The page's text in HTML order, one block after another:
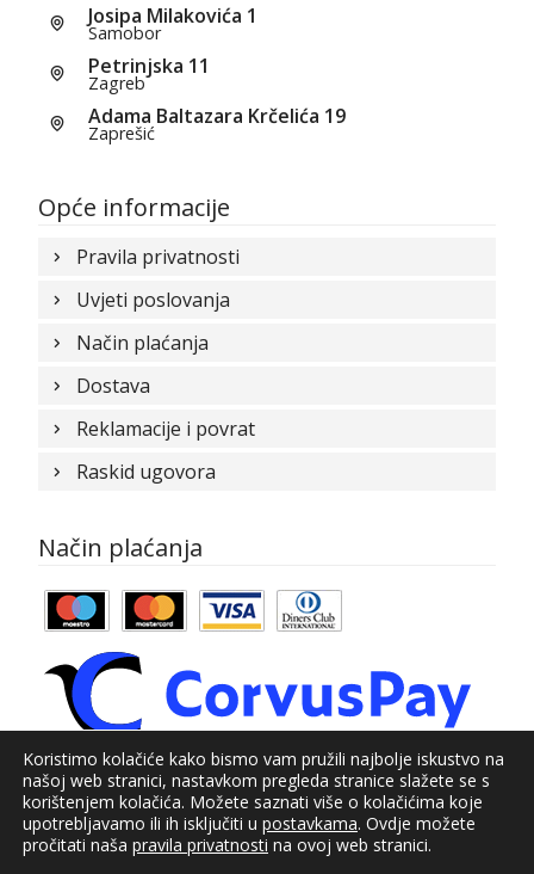
Josipa Milakovića 1
Samobor
Petrinjska 11
Zagreb
Adama Baltazara Krčelića 19
Zaprešić
Opće informacije
Pravila privatnosti
Uvjeti poslovanja
Način plaćanja
Dostava
Reklamacije i povrat
Raskid ugovora
Način plaćanja
© Kundid 2021
Izrada web shopa: kT dizajn
Koristimo kolačiće kako bismo vam pružili najbolje iskustvo na
našoj web stranici, nastavkom pregleda stranice slažete se s
korištenjem kolačića. Možete saznati više o kolačićima koje
upotrebljavamo ili ih isključiti u postavkama. Ovdje možete
pročitati naša pravila privatnosti na ovoj web stranici.